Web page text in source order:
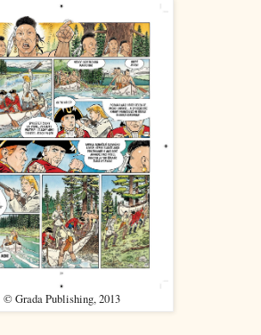
© Grada Publishing, 2013